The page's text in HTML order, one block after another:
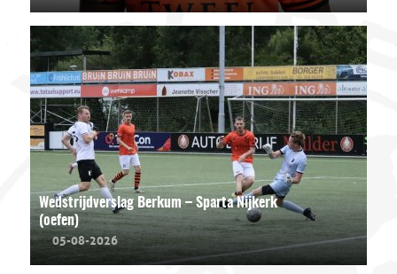
Wedstrijdverslag Berkum – Sparta Nijkerk
(oefen)
05-08-2026